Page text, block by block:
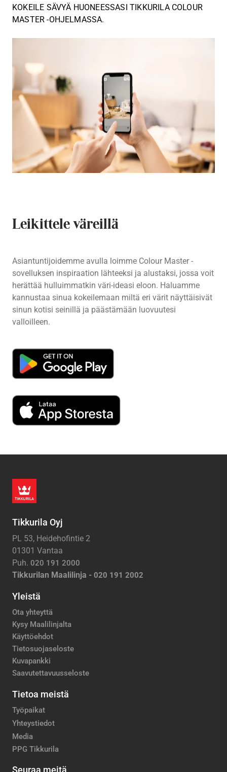
KOKEILE SÄVYÄ HUONEESSASI TIKKURILA COLOUR
MASTER -OHJELMASSA.
Leikittele väreillä
Asiantuntijoidemme avulla loimme Colour Master -
sovelluksen inspiraation lähteeksi ja alustaksi, jossa voit
herättää hulluimmatkin väri-ideasi eloon. Haluamme
kannustaa sinua kokeilemaan miltä eri värit näyttäisivät
sinun kotisi seinillä ja päästämään luovuutesi
valloilleen.
Tikkurila Oyj
PL 53, Heidehofintie 2
01301 Vantaa
Puh. 020 191 2000
Tikkurilan Maalilinja - 020 191 2002
Yleistä
Ota yhteyttä
Kysy Maalilinjalta
Käyttöehdot
Tietosuojaseloste
Kuvapankki
Saavutettavuusseloste
Tietoa meistä
Työpaikat
Yhteystiedot
Media
PPG Tikkurila